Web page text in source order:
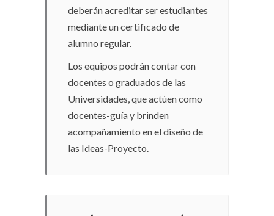
deberán acreditar ser estudiantes
mediante un certificado de
alumno regular.
Los equipos podrán contar con
docentes o graduados de las
Universidades, que actúen como
docentes-guía y brinden
acompañamiento en el diseño de
las Ideas-Proyecto.